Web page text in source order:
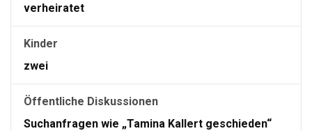
verheiratet
Kinder
zwei
Öffentliche Diskussionen
Suchanfragen wie „Tamina Kallert geschieden“